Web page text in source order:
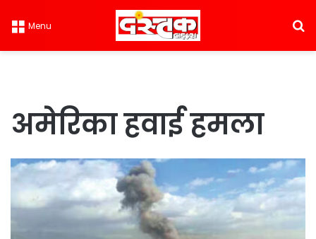
Menu
अमेरिका हवाई हमला